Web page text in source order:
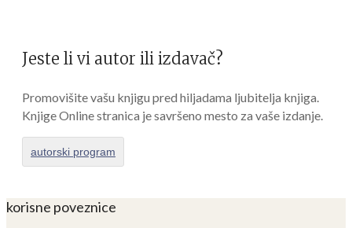
Jeste li vi autor ili izdavač?
Promovišite vašu knjigu pred hiljadama ljubitelja knjiga.
Knjige Online stranica je savršeno mesto za vaše izdanje.
autorski program
korisne poveznice